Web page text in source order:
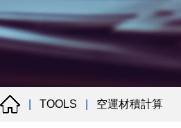
TOOLS 空運材積計算